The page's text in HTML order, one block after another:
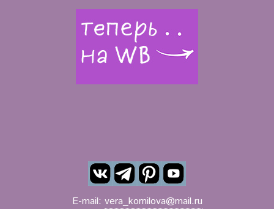
E-mail: vera_kornilova@mail.ru